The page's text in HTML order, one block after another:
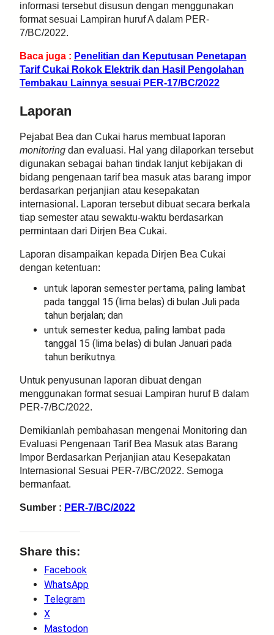
informasi tersebut disusun dengan menggunakan
format sesuai Lampiran huruf A dalam PER-
7/BC/2022.
Baca juga : Penelitian dan Keputusan Penetapan
Tarif Cukai Rokok Elektrik dan Hasil Pengolahan
Tembakau Lainnya sesuai PER-17/BC/2022
Laporan
Pejabat Bea dan Cukai harus membuat laporan
monitoring dan evaluasi. Hal yang dilaporkan tersebut
digunakan sebagai bahan tindak lanjut kebijakan di
bidang pengenaan tarif bea masuk atas barang impor
berdasarkan perjanjian atau kesepakatan
internasional. Laporan tersebut dibuat secara berkala
tiap semester atau sewaktu-waktu berdasarkan
permintaan dari Dirjen Bea Cukai.
Laporan disampaikan kepada Dirjen Bea Cukai
dengan ketentuan:
untuk laporan semester pertama, paling lambat
pada tanggal 15 (lima belas) di bulan Juli pada
tahun berjalan; dan
untuk semester kedua, paling lambat pada
tanggal 15 (lima belas) di bulan Januari pada
tahun berikutnya.
Untuk penyusunan laporan dibuat dengan
menggunakan format sesuai Lampiran huruf B dalam
PER-7/BC/2022.
Demikianlah pembahasan mengenai Monitoring dan
Evaluasi Pengenaan Tarif Bea Masuk atas Barang
Impor Berdasarkan Perjanjian atau Kesepakatan
Internasional Sesuai PER-7/BC/2022. Semoga
bermanfaat.
Sumber : PER-7/BC/2022
Share this:
Facebook
WhatsApp
Telegram
X
Mastodon